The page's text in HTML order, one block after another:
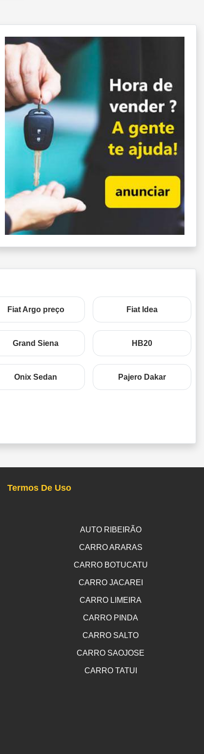
Fiat Argo preço Fiat Idea
Grand Siena HB20
Onix Sedan Pajero Dakar
Termos De Uso
AUTO RIBEIRÃO
CARRO ARARAS
CARRO BOTUCATU
CARRO JACAREI
CARRO LIMEIRA
CARRO PINDA
CARRO SALTO
CARRO SAOJOSE
CARRO TATUI